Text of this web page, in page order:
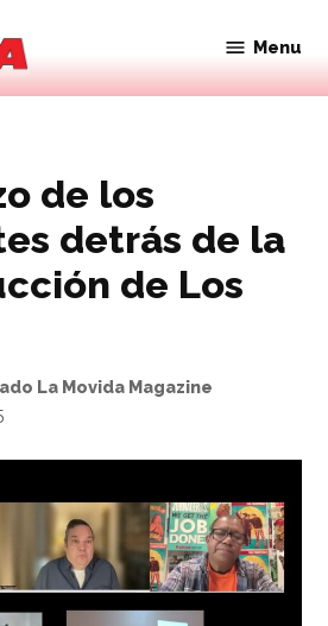
Movida
Magazine
Menu
de los
detrás de la
de Los
La Movida Magazine